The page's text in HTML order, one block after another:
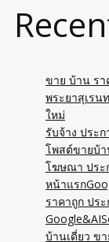
ขาย บ้าน รา
พระยาสุเรน
ใหม่
รับจ้าง ประ
โพสต์ขายบ้
โฆษณา ประ
หน้าแรก
ราคาถูก ปร
บ้านเดี่ยว ข